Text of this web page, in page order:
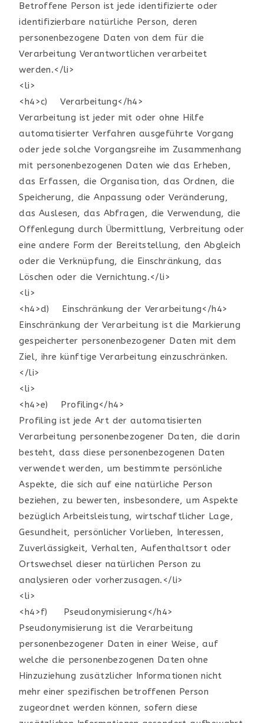
Betroffene Person ist jede identifizierte oder
identifizierbare natürliche Person, deren
personenbezogene Daten von dem für die
Verarbeitung Verantwortlichen verarbeitet
werden.</li>
<li>
<h4>c) Verarbeitung</h4>
Verarbeitung ist jeder mit oder ohne Hilfe
automatisierter Verfahren ausgeführte Vorgang
oder jede solche Vorgangsreihe im Zusammenhang
mit personenbezogenen Daten wie das Erheben,
das Erfassen, die Organisation, das Ordnen, die
Speicherung, die Anpassung oder Veränderung,
das Auslesen, das Abfragen, die Verwendung, die
Offenlegung durch Übermittlung, Verbreitung oder
eine andere Form der Bereitstellung, den Abgleich
oder die Verknüpfung, die Einschränkung, das
Löschen oder die Vernichtung.</li>
<li>
<h4>d) Einschränkung der Verarbeitung</h4>
Einschränkung der Verarbeitung ist die Markierung
gespeicherter personenbezogener Daten mit dem
Ziel, ihre künftige Verarbeitung einzuschränken.
</li>
<li>
<h4>e) Profiling</h4>
Profiling ist jede Art der automatisierten
Verarbeitung personenbezogener Daten, die darin
besteht, dass diese personenbezogenen Daten
verwendet werden, um bestimmte persönliche
Aspekte, die sich auf eine natürliche Person
beziehen, zu bewerten, insbesondere, um Aspekte
bezüglich Arbeitsleistung, wirtschaftlicher Lage,
Gesundheit, persönlicher Vorlieben, Interessen,
Zuverlässigkeit, Verhalten, Aufenthaltsort oder
Ortswechsel dieser natürlichen Person zu
analysieren oder vorherzusagen.</li>
<li>
<h4>f) Pseudonymisierung</h4>
Pseudonymisierung ist die Verarbeitung
personenbezogener Daten in einer Weise, auf
welche die personenbezogenen Daten ohne
Hinzuziehung zusätzlicher Informationen nicht
mehr einer spezifischen betroffenen Person
zugeordnet werden können, sofern diese